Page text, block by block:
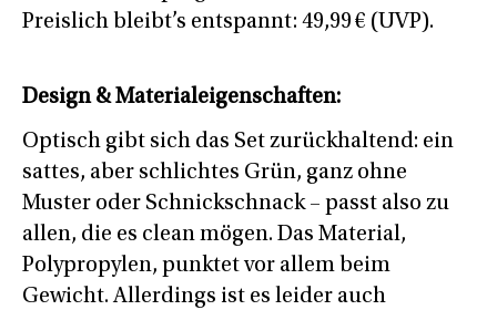
Preislich bleibt’s entspannt: 49,99 € (UVP).
Design & Materialeigenschaften:
Optisch gibt sich das Set zurückhaltend: ein
sattes, aber schlichtes Grün, ganz ohne
Muster oder Schnickschnack – passt also zu
allen, die es clean mögen. Das Material,
Polypropylen, punktet vor allem beim
Gewicht. Allerdings ist es leider auch